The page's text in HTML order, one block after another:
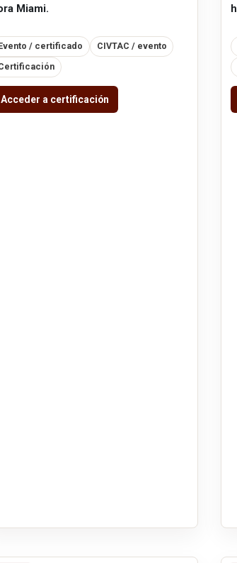
Miami.
/ certificado
CIVTAC / evento
Acceder a certificación